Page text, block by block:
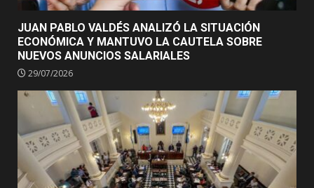
JUAN PABLO VALDÉS ANALIZÓ LA SITUACIÓN
ECONÓMICA Y MANTUVO LA CAUTELA SOBRE
NUEVOS ANUNCIOS SALARIALES
29/07/2026